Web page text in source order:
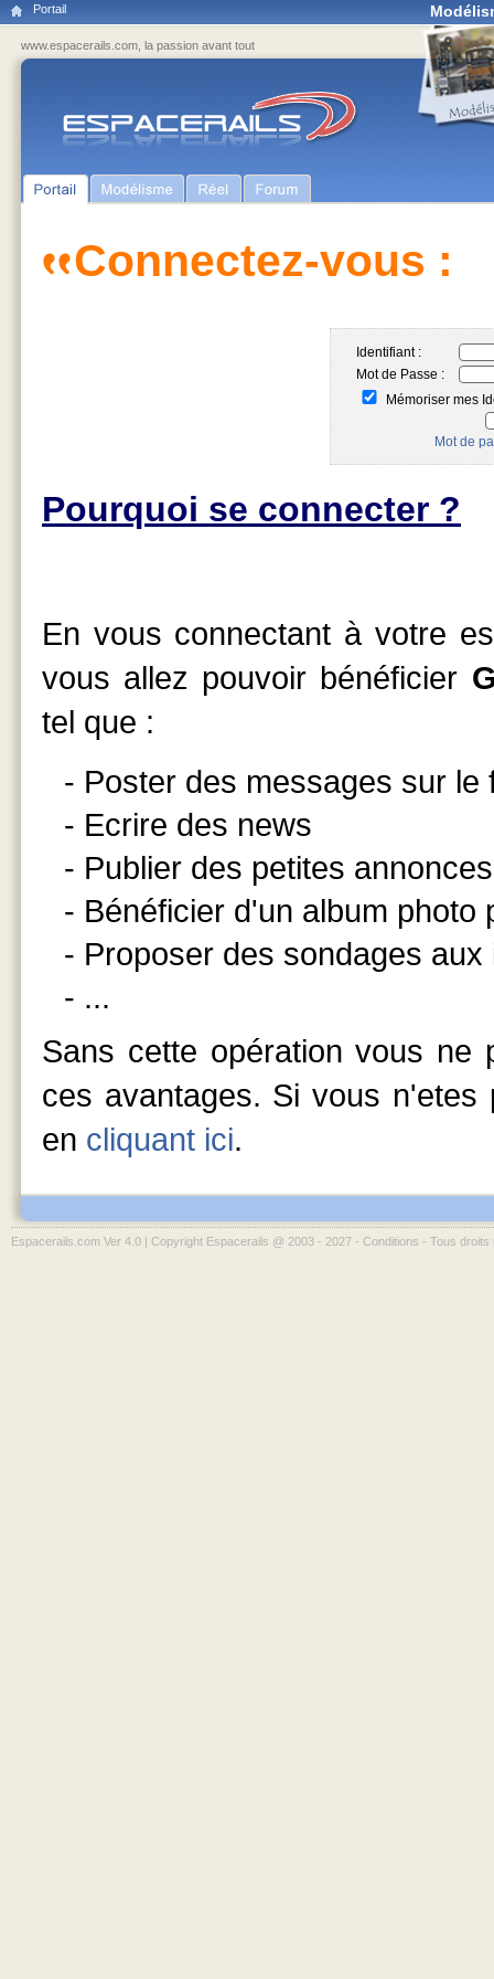
Portail
www.espacerails.com, la passion avant tout
Connectez-vous :
Identifiant :
Mot de Passe :
Mémoriser mes
Mot de
Pourquoi se connecter ?
En vous connectant à votre
vous allez pouvoir bénéficier
tel que :
- Poster des messages sur le
- Ecrire des news
- Publier des petites annonces
- Bénéficier d'un album
- Proposer des sondages aux
- ...
Sans cette opération vous ne
ces avantages. Si vous
en cliquant ici.
Espacerails.com Ver 4.0 | Copyright Espacerails @ 2003 - 2027 - Conditions - Tous droits